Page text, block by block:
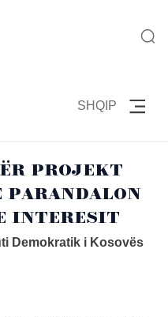
SHQIP
projekt
interesit
Demokratik i Kosovës